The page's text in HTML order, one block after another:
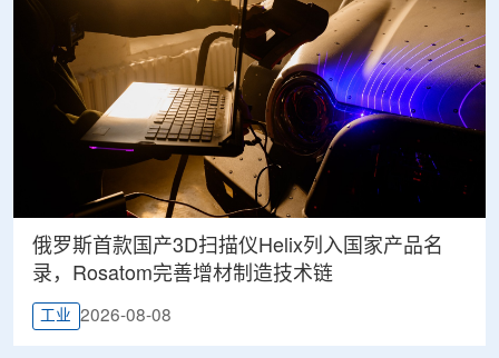
俄罗斯首款国产3D扫描仪Helix列入国家产品名
录，Rosatom完善增材制造技术链
工业 2026-08-08